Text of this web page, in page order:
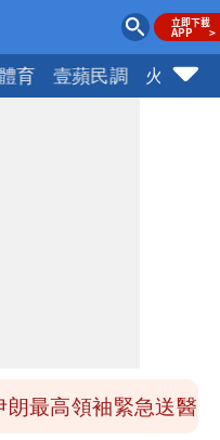
育 壹蘋民調 火線話
全面接管！未來一
愛我的方式」
最高領袖緊急送醫